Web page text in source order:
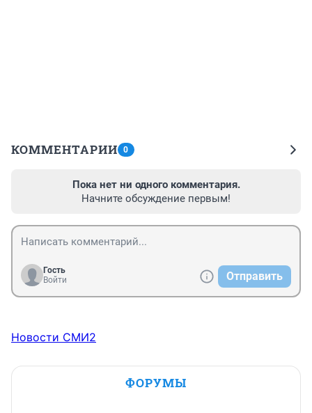
КОММЕНТАРИИ 0
Пока нет ни одного комментария.
Начните обсуждение первым!
Гость
Войти
Отправить
Новости СМИ2
ФОРУМЫ